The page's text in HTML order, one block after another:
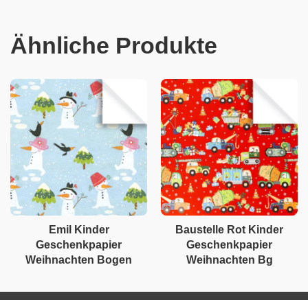
Ähnliche Produkte
Emil Kinder
Geschenkpapier
Weihnachten Bogen
Baustelle Rot Kinder
Geschenkpapier
Weihnachten Bg